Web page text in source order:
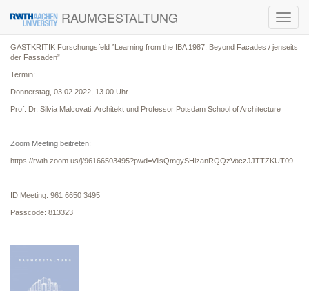
RAUMGESTALTUNG
GASTKRITIK Forschungsfeld ”Learning from the IBA 1987. Beyond Facades / jenseits
der Fassaden”
Termin:
Donnerstag, 03.02.2022, 13.00 Uhr
Prof. Dr. Silvia Malcovati, Architekt und Professor Potsdam School of Architecture
Zoom Meeting beitreten:
https://rwth.zoom.us/j/96166503495?pwd=VllsQmgySHlzanRQQzVoczJJTTZKUT09
ID Meeting: 961 6650 3495
Passcode: 813323